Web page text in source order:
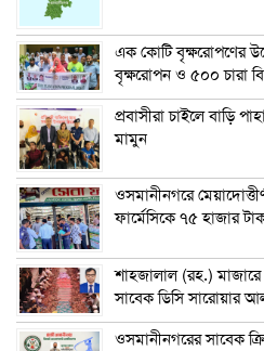
এক কোটি বৃক্ষরোপণের
বৃক্ষরোপন ও ৫০০ চারা
প্রবাসীরা চাইলে বাড়ি
মামুন
ওসমানীনগরে
ফার্মেসিকে ৭৫ হাজার
শাহজালাল (রহ.) মাজারে
সাবেক ডিসি সারোয়ার
ওসমানীনগরের সাবেক